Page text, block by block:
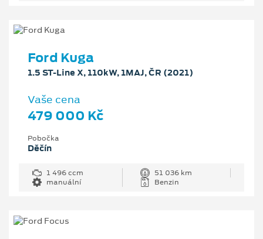
Ford Kuga
1.5 ST-Line X, 110kW, 1MAJ, ČR (2021)
Vaše cena
479 000 Kč
Pobočka
Děčín
1 496 ccm
51 036 km
manuální
Benzin